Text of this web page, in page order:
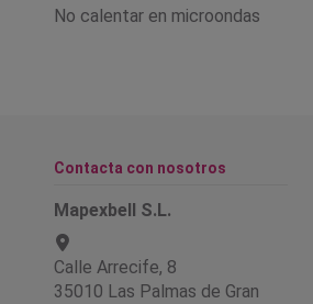
No calentar en microondas
Contacta con nosotros
Mapexbell S.L.
Calle Arrecife, 8
35010 Las Palmas de Gran